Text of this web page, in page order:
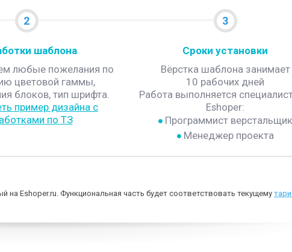
2
шаблона
любые пожелания по
цветовой гаммы,
блоков, тип шрифта.
пример дизайна с
по ТЗ
3
Сроки установки
Вёрстка шаблона занимает
10 рабочих дней
Работа выполняется
Eshoper:
Программист верстальщик
Менеджер проекта
Eshoper.ru. Функциональная часть будет соответствовать текущему